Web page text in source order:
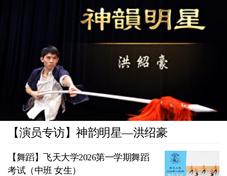
【演员专访】神韵明星—洪绍豪
【舞蹈】飞天大学2026第一学期舞蹈
考试（中班 女生）